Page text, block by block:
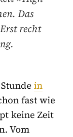
Das
recht
in
fast wie
keine Zeit
Vom